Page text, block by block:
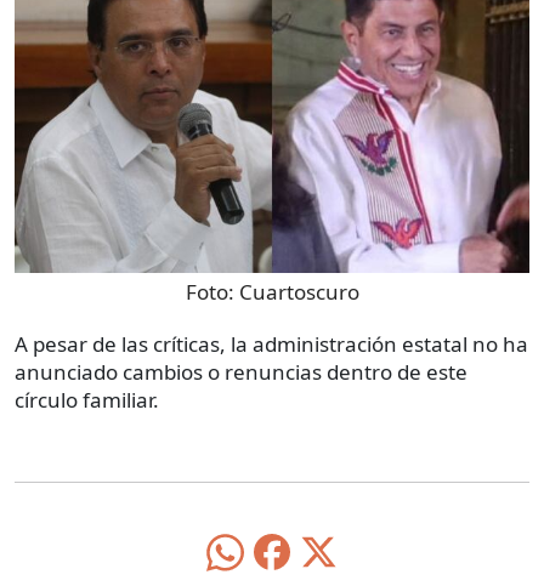
Foto: Cuartoscuro
A pesar de las críticas, la administración estatal no ha
anunciado cambios o renuncias dentro de este
círculo familiar.